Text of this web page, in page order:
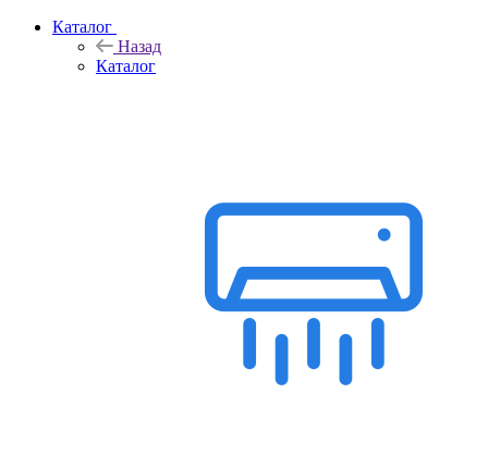
Каталог
Назад
Каталог